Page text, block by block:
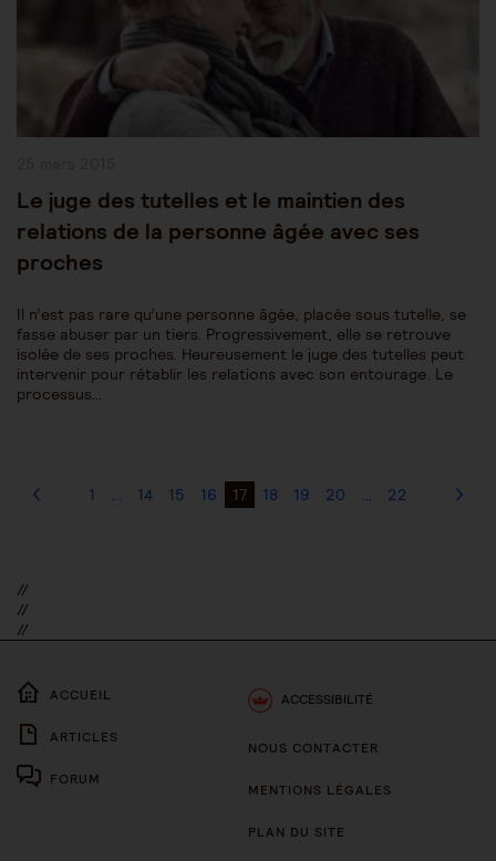
Le juge des tutelles et le maintien des
relations de la personne âgée avec ses
proches
Il n’est pas rare qu’une personne âgée, placée sous tutelle, se
fasse abuser par un tiers. Progressivement, elle se retrouve
isolée de ses proches. Heureusement le juge des tutelles peut
intervenir pour rétablir les relations avec son entourage. Le
processus…
1 … 14 15 16 17 18 19 20 … 22
//
//
//
ACCUEIL
ARTICLES
FORUM
ACCESSIBILITÉ
NOUS CONTACTER
MENTIONS LÉGALES
PLAN DU SITE